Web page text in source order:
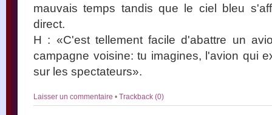
mauvais temps tandis que le ciel bleu
direct.
H : «C'est tellement facile d'abattre un
campagne voisine: tu imagines, l'avion qui
sur les spectateurs».
Laisser un commentaire • Trackback (0)